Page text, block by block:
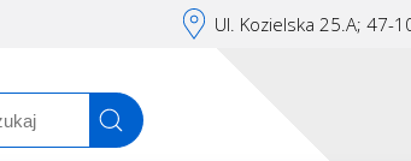
Ul. Kozielska 25.A; 47-